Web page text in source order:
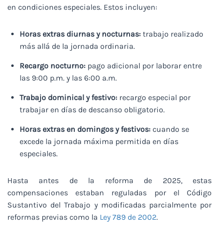
en condiciones especiales. Estos incluyen:
Horas extras diurnas y nocturnas: trabajo realizado
más allá de la jornada ordinaria.
Recargo nocturno: pago adicional por laborar entre
las 9:00 p.m. y las 6:00 a.m.
Trabajo dominical y festivo: recargo especial por
trabajar en días de descanso obligatorio.
Horas extras en domingos y festivos: cuando se
excede la jornada máxima permitida en días
especiales.
Hasta antes de la reforma de 2025, estas
compensaciones estaban reguladas por el Código
Sustantivo del Trabajo y modificadas parcialmente por
reformas previas como la Ley 789 de 2002.